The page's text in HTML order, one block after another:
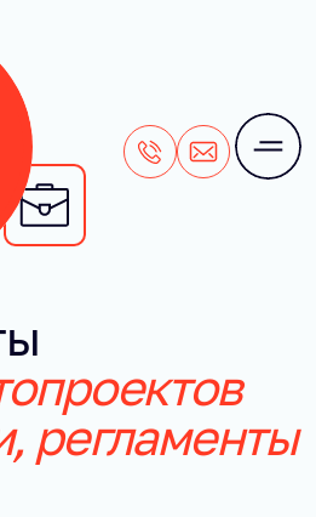
+7 (495) 106-28-71
регламенты